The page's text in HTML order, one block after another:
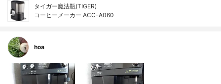
タイガー魔法瓶(TIGER)
コーヒーメーカー ACC-A060
hoa